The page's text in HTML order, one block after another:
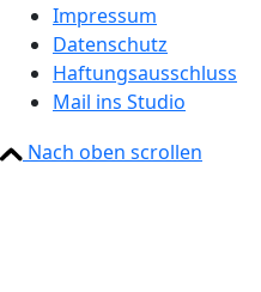
Impressum
Datenschutz
Haftungsausschluss
Mail ins Studio
Nach oben scrollen